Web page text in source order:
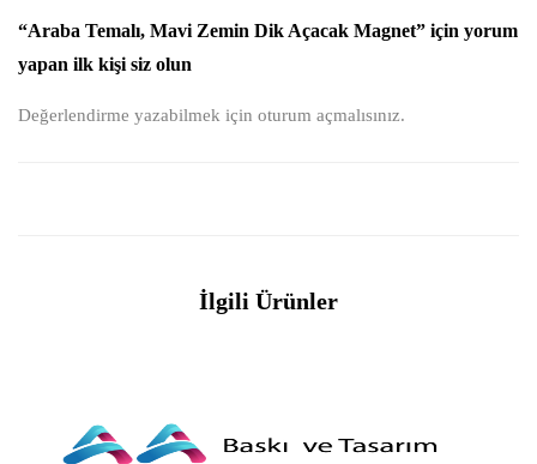
“Araba Temalı, Mavi Zemin Dik Açacak Magnet” için yorum
yapan ilk kişi siz olun
Değerlendirme yazabilmek için oturum açmalısınız.
İlgili Ürünler